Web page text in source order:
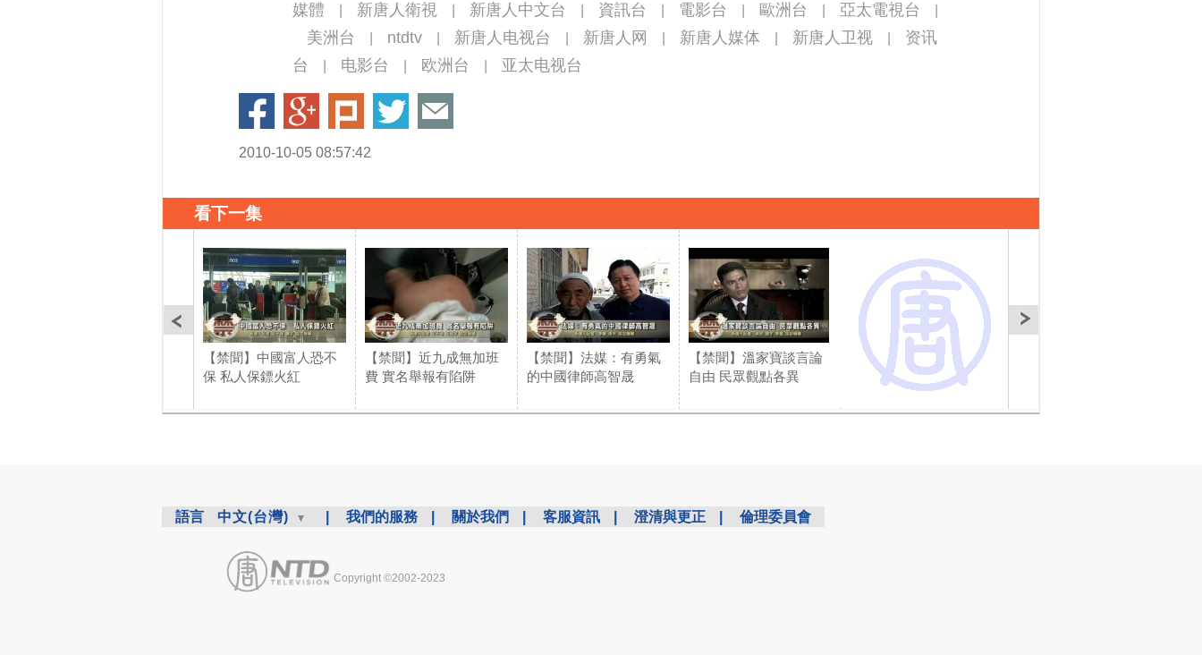
媒體
新唐人衛視 新唐人中文台 資訊台 電影台 歐洲台 亞太電視台
美洲台 ntdtv 新唐人电视台 新唐人网 新唐人媒体 新唐人卫视
资讯
台
电影台 欧洲台 亚太电视台
2010-10-05 08:57:42
看下一集
【禁聞】中國富人恐不
保 私人保鏢火紅
【禁聞】近九成無加班
費 實名舉報有陷阱
【禁聞】法媒：有勇氣
的中國律師高智晟
【禁聞】溫家寶談言論
自由 民眾觀點各異
【禁聞】中國有四萬多
計算機專家網絡間諜 ?
語言 中文(台灣) 我們的服務 關於我們 客服資訊 澄清與更正 倫理委員會
Copyright ©2002-2023